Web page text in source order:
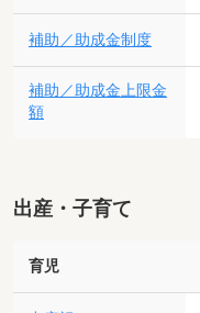
補助／助成金制度
補助／助成金上限金
額
出産・子育て
育児